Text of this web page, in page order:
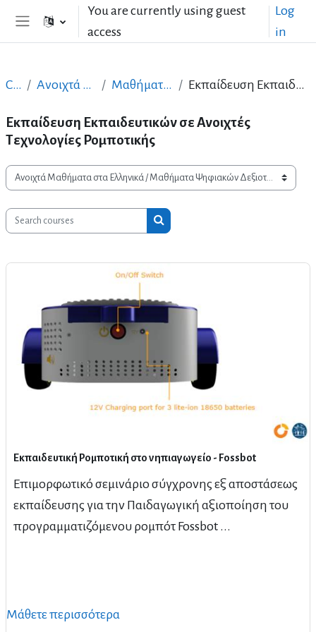
Skip to main contentYou are currently using guest
access
Log
in
Courses Ανοιχτά Μαθήματα στα Ελληνικά Μαθήματα Ψηφιακών Δεξιοτήτων Εκπαίδευση Εκπαιδευτικών σε Ανοιχτές Τεχνολογίες Ρομποτικής
Εκπαίδευση Εκπαιδευτικών σε Ανοιχτές
Τεχνολογίες Ρομποτικής
Course categories
Search courses
Search courses
Εκπαιδευτική Ρομποτική στο νηπιαγωγείο - Fossbot
Eπιμορφωτικό σεμινάριο σύγχρονης εξ αποστάσεως
εκπαίδευσης για την Παιδαγωγική αξιοποίηση του
προγραμματιζόμενου ρομπότ Fossbot ...
Μάθετε περισσότερα